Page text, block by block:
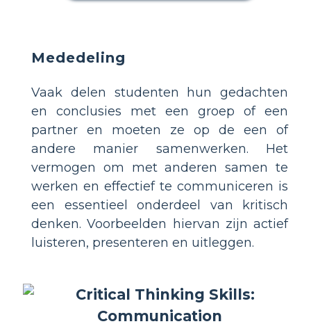
Mededeling
Vaak delen studenten hun gedachten
en conclusies met een groep of een
partner en moeten ze op de een of
andere manier samenwerken. Het
vermogen om met anderen samen te
werken en effectief te communiceren is
een essentieel onderdeel van kritisch
denken. Voorbeelden hiervan zijn actief
luisteren, presenteren en uitleggen.